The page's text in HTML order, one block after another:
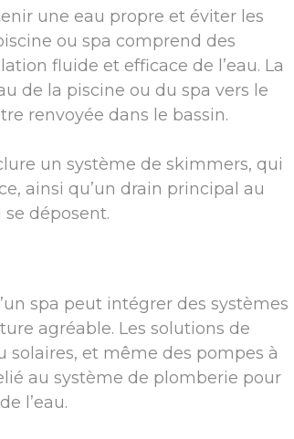
une eau propre et éviter les
ou spa comprend des
fluide et efficace de l’eau. La
de la piscine ou du spa vers le
renvoyée dans le bassin.
un système de skimmers, qui
ainsi qu’un drain principal au
déposent.
spa peut intégrer des systèmes
agréable. Les solutions de
et même des pompes à
au système de plomberie pour
l’eau.